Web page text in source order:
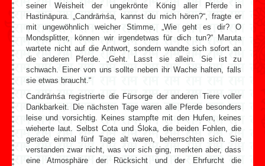
seiner Weisheit der ungekrönte König aller Pferde in
Hastināpura. „Candrāṁśa, kannst du mich hören?“, fragte er
mit ungewöhnlich weicher Stimme, „Wie geht es dir? O
Mondsplitter, können wir irgendetwas für dich tun?“ Maruta
wartete nicht auf die Antwort, sondern wandte sich sofort an
die anderen Pferde. „Geht. Lasst sie allein. Sie ist zu
schwach. Einer von uns sollte neben ihr Wache halten, falls
sie etwas braucht.“
Candrāṁśa registrierte die Fürsorge der anderen Tiere voller
Dankbarkeit. Die nächsten Tage waren alle Pferde besonders
leise und vorsichtig. Keines stampfte mit den Hufen, keines
wieherte laut. Selbst Cota und Śloka, die beiden Fohlen, die
gerade einmal fünf Tage alt waren, beherrschten sich. Sie
verstanden zwar nicht, was vor sich ging, merkten aber, dass
eine Atmosphäre der Rücksicht und der Ehrfurcht die